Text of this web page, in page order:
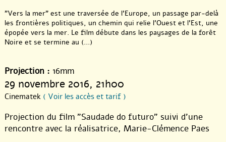
"Vers la mer" est une traversée de l’Europe, un passage par-delà
les frontières politiques, un chemin qui relie l’Ouest et l’Est, une
épopée vers la mer. Le film débute dans les paysages de la forêt
Noire et se termine au (...)
Projection : 16mm
29 novembre 2016, 21h00
Cinematek ( Voir les accès et tarif )
Projection du film "Saudade do futuro" suivi d’une
rencontre avec la réalisatrice, Marie-Clémence Paes